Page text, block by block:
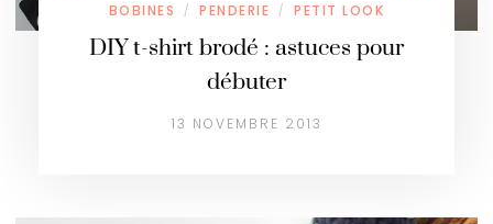
BOBINES
/ PENDERIE / PETIT LOOK
DIY t-shirt brodé : astuces pour
débuter
13 NOVEMBRE 2013